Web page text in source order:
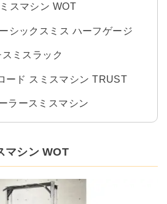
スマシン WOT
シックスミス ハーフゲージ
ミスラック
ード スミスマシン TRUST
ラースミスマシン
マシン WOT